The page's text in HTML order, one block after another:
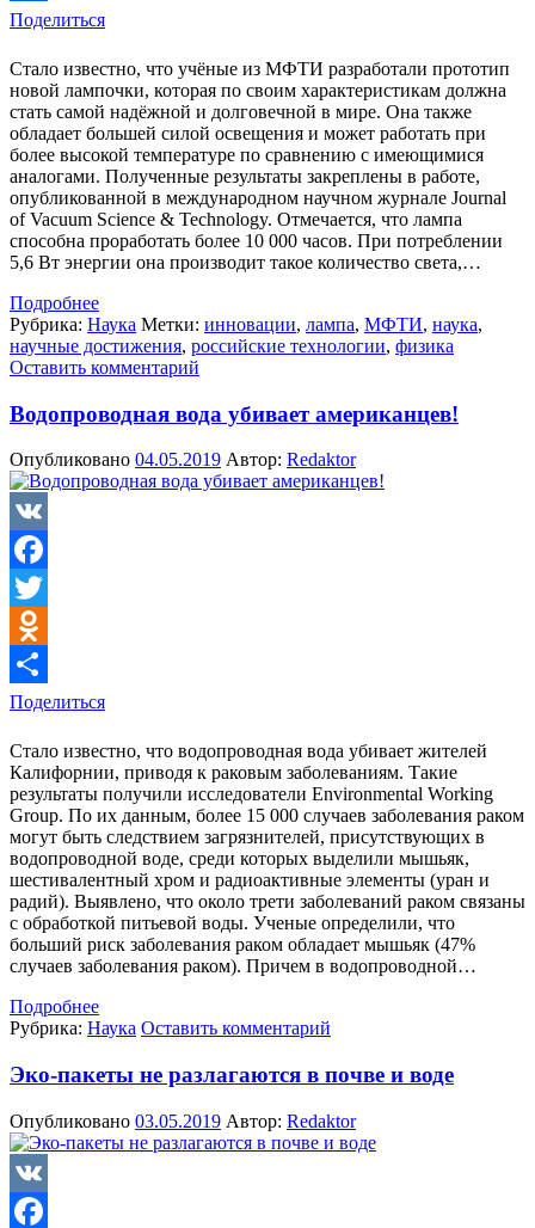
Поделиться
Стало известно, что учёные из МФТИ разработали прототип
новой лампочки, которая по своим характеристикам должна
стать самой надёжной и долговечной в мире. Она также
обладает большей силой освещения и может работать при
более высокой температуре по сравнению с имеющимися
аналогами. Полученные результаты закреплены в работе,
опубликованной в международном научном журнале Journal
of Vacuum Science & Technology. Отмечается, что лампа
способна проработать более 10 000 часов. При потреблении
5,6 Вт энергии она производит такое количество света,…
Подробнее
Рубрика: Наука Метки: инновации, лампа, МФТИ, наука,
научные достижения, российские технологии, физика
Оставить комментарий
Водопроводная вода убивает американцев!
Опубликовано 04.05.2019 Автор: Redaktor
VK
Facebook
Twitter
Odnoklassniki
Поделиться
Стало известно, что водопроводная вода убивает жителей
Калифорнии, приводя к раковым заболеваниям. Такие
результаты получили исследователи Environmental Working
Group. По их данным, более 15 000 случаев заболевания раком
могут быть следствием загрязнителей, присутствующих в
водопроводной воде, среди которых выделили мышьяк,
шестивалентный хром и радиоактивные элементы (уран и
радий). Выявлено, что около трети заболеваний раком связаны
с обработкой питьевой воды. Ученые определили, что
больший риск заболевания раком обладает мышьяк (47%
случаев заболевания раком). Причем в водопроводной…
Подробнее
Рубрика: Наука Оставить комментарий
Эко-пакеты не разлагаются в почве и воде
Опубликовано 03.05.2019 Автор: Redaktor
VK